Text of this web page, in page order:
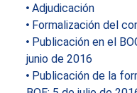
Adjudicación
Formalización del
Publicación en el
junio de 2016
Publicación de la